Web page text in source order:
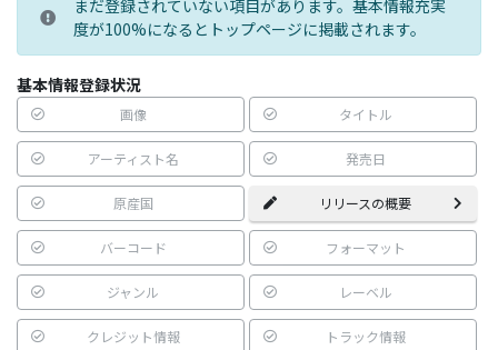
まだ登録されていない項目があります。基本情報充実
度が100%になるとトップページに掲載されます。
基本情報登録状況
画像 タイトル
アーティスト名 発売日
原産国 リリースの概要
バーコード フォーマット
ジャンル レーベル
クレジット情報 トラック情報